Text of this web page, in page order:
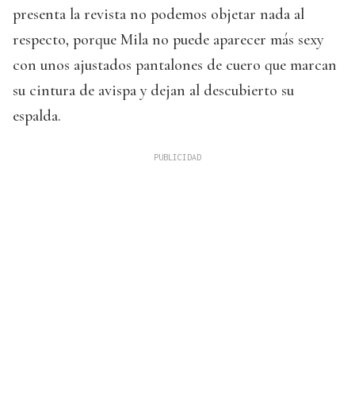
presenta la revista no podemos objetar nada al
respecto, porque Mila no puede aparecer más sexy
con unos ajustados pantalones de cuero que marcan
su cintura de avispa y dejan al descubierto su
espalda.